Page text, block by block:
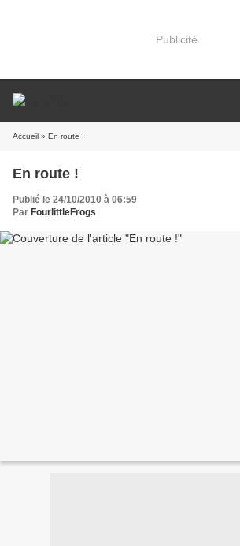
Publicité
Accueil » En route !
En route !
Publié le 24/10/2010 à 06:59
Par FourlittleFrogs